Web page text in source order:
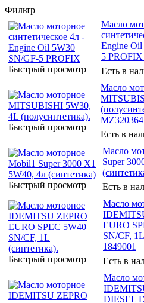
Фильтр
Быстрый просмотр
Масло
Engine
5
Есть в
Быстрый просмотр
Масло
MZ320364
Есть в
Быстрый просмотр
Масло
Super
Есть в
Быстрый просмотр
Масло
EURO
SN/CF,
1849001
Есть в
Масло
DIESEL